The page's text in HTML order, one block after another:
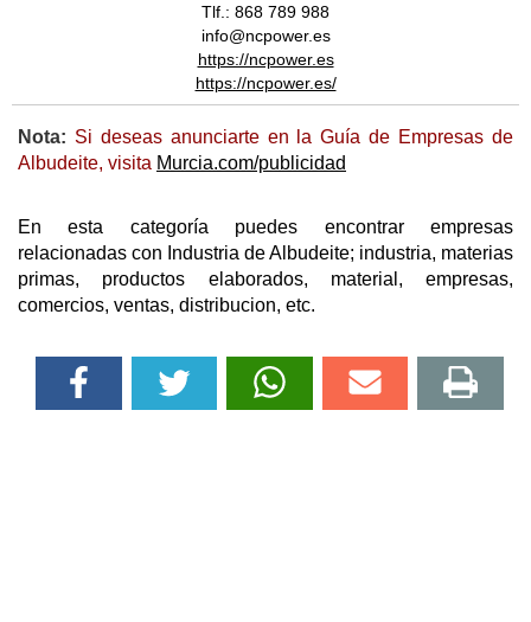
Tlf.: 868 789 988
info@ncpower.es
https://ncpower.es
https://ncpower.es/
Nota: Si deseas anunciarte en la Guía de Empresas de
Albudeite, visita Murcia.com/publicidad
En esta categoría puedes encontrar empresas
relacionadas con Industria de Albudeite; industria, materias
primas, productos elaborados, material, empresas,
comercios, ventas, distribucion, etc.